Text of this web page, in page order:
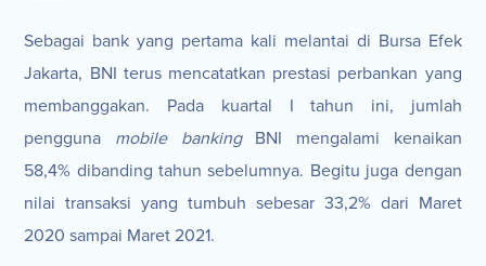
Sebagai bank yang pertama kali melantai di Bursa Efek
Jakarta, BNI terus mencatatkan prestasi perbankan yang
membanggakan. Pada kuartal I tahun ini, jumlah
pengguna mobile bankingBNI mengalami kenaikan
58,4% dibanding tahun sebelumnya. Begitu juga dengan
nilai transaksi yang tumbuh sebesar 33,2% dari Maret
2020 sampai Maret 2021.